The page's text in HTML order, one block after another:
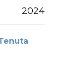
2024